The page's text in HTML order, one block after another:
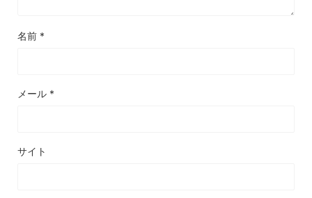
名前 *
メール *
サイト